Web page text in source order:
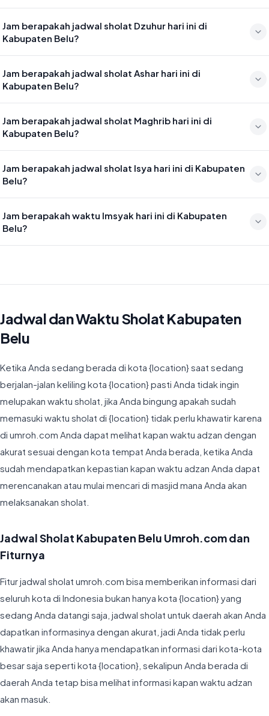
Jam berapakah jadwal sholat Dzuhur hari ini di
Kabupaten Belu?
Jam berapakah jadwal sholat Ashar hari ini di
Kabupaten Belu?
Jam berapakah jadwal sholat Maghrib hari ini di
Kabupaten Belu?
Jam berapakah jadwal sholat Isya hari ini di Kabupaten
Belu?
Jam berapakah waktu Imsyak hari ini di Kabupaten
Belu?
Jadwal dan Waktu Sholat Kabupaten
Belu
Ketika Anda sedang berada di kota {location} saat sedang
berjalan-jalan keliling kota {location} pasti Anda tidak ingin
melupakan waktu sholat, jika Anda bingung apakah sudah
memasuki waktu sholat di {location} tidak perlu khawatir karena
di umroh.com Anda dapat melihat kapan waktu adzan dengan
akurat sesuai dengan kota tempat Anda berada, ketika Anda
sudah mendapatkan kepastian kapan waktu adzan Anda dapat
merencanakan atau mulai mencari di masjid mana Anda akan
melaksanakan sholat.
Jadwal Sholat Kabupaten Belu Umroh.com dan
Fiturnya
Fitur jadwal sholat umroh.com bisa memberikan informasi dari
seluruh kota di Indonesia bukan hanya kota {location} yang
sedang Anda datangi saja, jadwal sholat untuk daerah akan Anda
dapatkan informasinya dengan akurat, jadi Anda tidak perlu
khawatir jika Anda hanya mendapatkan informasi dari kota-kota
besar saja seperti kota {location}, sekalipun Anda berada di
daerah Anda tetap bisa melihat informasi kapan waktu adzan
akan masuk.